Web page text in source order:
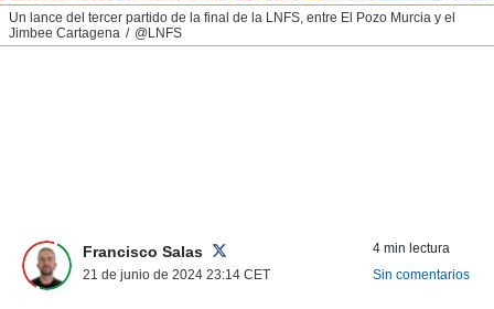
todas
ya sean
en
Un lance del tercer partido de la final de la LNFS, entre El Pozo Murcia y el
Jimbee Cartagena
@LNFS
Francisco Salas
21 de junio de 2024 23:14 CET
4 min lectura
Sin comentarios